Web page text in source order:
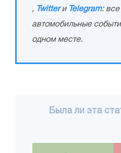
, Twitterи Telegram:
автомобильные
одном месте.
Была ли эта